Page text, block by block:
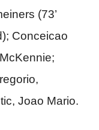
(73’
Conceicao
Joao Mario.